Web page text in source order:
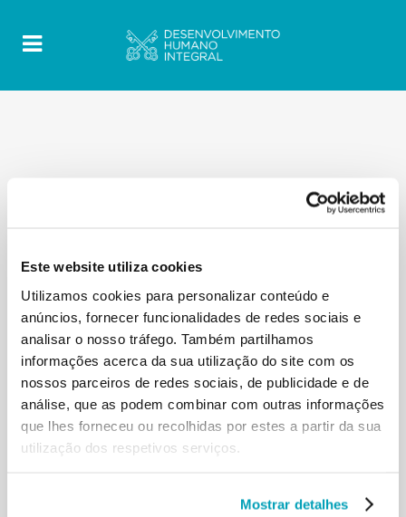
Este website utiliza cookies
Utilizamos cookies para personalizar conteúdo e
anúncios, fornecer funcionalidades de redes sociais e
analisar o nosso tráfego. Também partilhamos
informações acerca da sua utilização do site com os
nossos parceiros de redes sociais, de publicidade e de
análise, que as podem combinar com outras informações
que lhes forneceu ou recolhidas por estes a partir da sua
utilização dos respetivos serviços.
Mostrar detalhes